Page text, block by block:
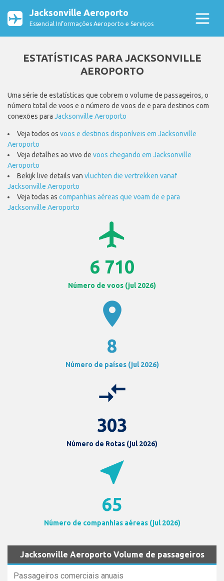
Jacksonville Aeroporto
Essencial Informações Aeroporto e Serviços
ESTATÍSTICAS PARA JACKSONVILLE
AEROPORTO
Uma série de estatísticas que cobrem o volume de passageiros, o
número total de voos e o número de voos de e para destinos com
conexões para Jacksonville Aeroporto
Veja todos os voos e destinos disponíveis em Jacksonville
Aeroporto
Veja detalhes ao vivo de voos chegando em Jacksonville
Aeroporto
Bekijk live details van vluchten die vertrekken vanaf
Jacksonville Aeroporto
Veja todas as companhias aéreas que voam de e para
Jacksonville Aeroporto
airplanemode_active
6 710
Número de voos (jul 2026)
location_on
8
Número de países (jul 2026)
compare_arrows
303
Número de Rotas (jul 2026)
near_me
65
Número de companhias aéreas (jul 2026)
Jacksonville Aeroporto Volume de passageiros
Passageiros comerciais anuais